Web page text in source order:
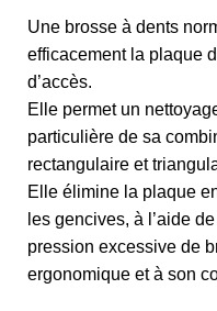
Une brosse à dents
efficacement la plaque
d’accès.
Elle permet un
particulière de sa
rectangulaire et
Elle élimine la plaque
les gencives, à l’aide
pression excessive de
ergonomique et à son